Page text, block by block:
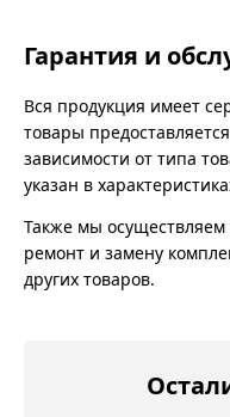
Гарантия и
Вся продукция имеет
товары
зависимости от типа
указан в
Также мы
ремонт и замену
других товаров.